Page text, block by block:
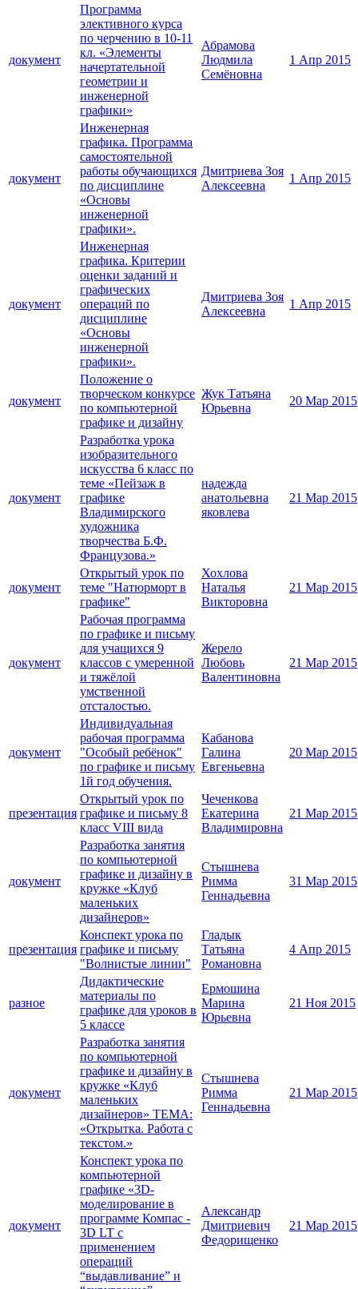
документ
Программа
элективного курса
по черчению в 10-11
кл. «Элементы
начертательной
геометрии и
инженерной
графики»
Абрамова
Людмила
Семёновна
1 Апр 2015
документ
Инженерная
графика. Программа
самостоятельной
работы обучающихся
по дисциплине
«Основы
инженерной
графики».
Дмитриева Зоя
Алексеевна
1 Апр 2015
документ
Инженерная
графика. Критерии
оценки заданий и
графических
операций по
дисциплине
«Основы
инженерной
графики».
Дмитриева Зоя
Алексеевна
1 Апр 2015
документ
Положение о
творческом конкурсе
по компьютерной
графике и дизайну
Жук Татьяна
Юрьевна
20 Мар 2015
документ
Разработка урока
изобразительного
искусства 6 класс по
теме «Пейзаж в
графике
Владимирского
художника
творчества Б.Ф.
Французова.»
надежда
анатольевна
яковлева
21 Мар 2015
документ
Открытый урок по
теме "Натюрморт в
графике"
Хохлова
Наталья
Викторовна
21 Мар 2015
документ
Рабочая программа
по графике и письму
для учащихся 9
классов с умеренной
и тяжёлой
умственной
отсталостью.
Жерело
Любовь
Валентиновна
21 Мар 2015
документ
Индивидуальная
рабочая программа
"Особый ребёнок"
по графике и письму
1й год обучения.
Кабанова
Галина
Евгеньевна
20 Мар 2015
презентация
Открытый урок по
графике и письму 8
класс VIII вида
Чеченкова
Екатерина
Владимировна
21 Мар 2015
документ
Разработка занятия
по компьютерной
графике и дизайну в
кружке «Клуб
маленьких
дизайнеров»
Стышнева
Римма
Геннадьевна
31 Мар 2015
презентация
Конспект урока по
графике и письму
"Волнистые линии"
Гладык
Татьяна
Романовна
4 Апр 2015
разное
Дидактические
материалы по
графике для уроков в
5 классе
Ермошина
Марина
Юрьевна
21 Ноя 2015
документ
Разработка занятия
по компьютерной
графике и дизайну в
кружке «Клуб
маленьких
дизайнеров» ТЕМА:
«Открытка. Работа с
текстом.»
Cтышнева
Римма
Геннадьевна
21 Мар 2015
документ
Конспект урока по
компьютерной
графике «3D-
моделирование в
программе Компас -
3D LT с
применением
операций
“выдавливание” и
Александр
Дмитриевич
Федорищенко
21 Мар 2015